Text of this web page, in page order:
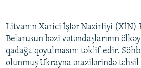
Litvanın Xarici İşlər Nazirliyi (XİN)
Belarusun bəzi vətəndaşlarının
qadağa qoyulmasını təklif edir.
olunmuş Ukrayna ərazilərində təhsil